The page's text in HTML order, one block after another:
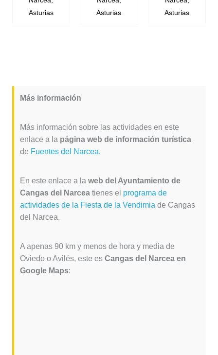
Asturias
Asturias
Asturias
Más información
Más información sobre las actividades en este
enlace a la página web de información turística
de Fuentes del Narcea.
En este enlace a la web del Ayuntamiento de
Cangas del Narcea tienes el programa de
actividades de la Fiesta de la Vendimia de Cangas
del Narcea.
A apenas 90 km y menos de hora y media de
Oviedo o Avilés, este es Cangas del Narcea en
Google Maps: